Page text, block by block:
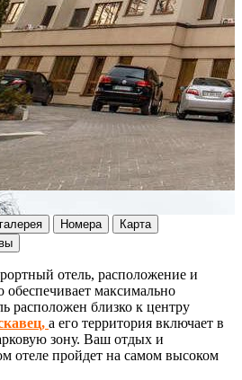
Номера
Карта
отель, расположение и
обеспечивает максимально
расположен близко к центру
а его территория включает в
зону. Ваш отдых и
отеле пройдет на самом высоком